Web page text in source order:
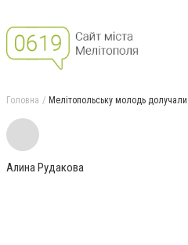
Головна Мелітопольську молодь долучали
Алина Рудакова